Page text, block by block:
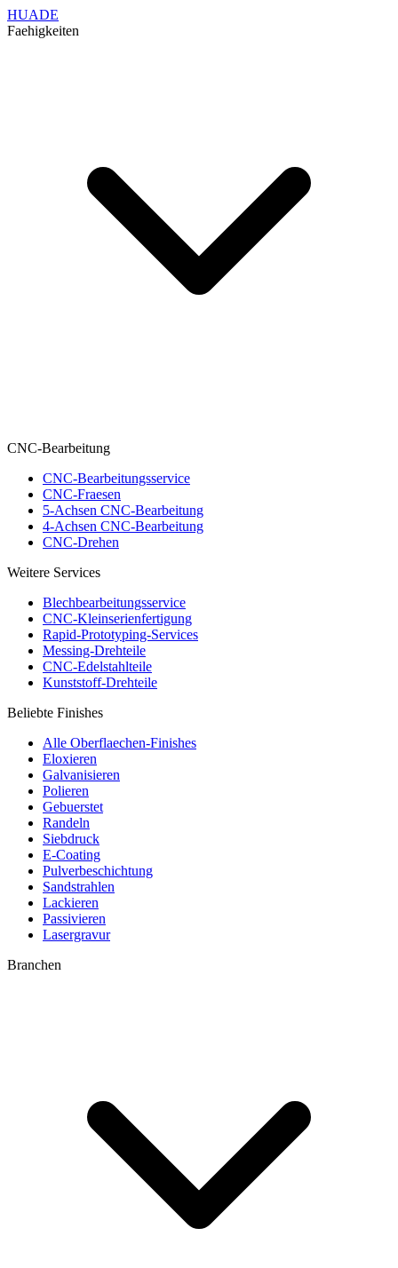
HUADE
Faehigkeiten
CNC-Bearbeitung
CNC-Bearbeitungsservice
CNC-Fraesen
5-Achsen CNC-Bearbeitung
4-Achsen CNC-Bearbeitung
CNC-Drehen
Weitere Services
Blechbearbeitungsservice
CNC-Kleinserienfertigung
Rapid-Prototyping-Services
Messing-Drehteile
CNC-Edelstahlteile
Kunststoff-Drehteile
Beliebte Finishes
Alle Oberflaechen-Finishes
Eloxieren
Galvanisieren
Polieren
Gebuerstet
Randeln
Siebdruck
E-Coating
Pulverbeschichtung
Sandstrahlen
Lackieren
Passivieren
Lasergravur
Branchen